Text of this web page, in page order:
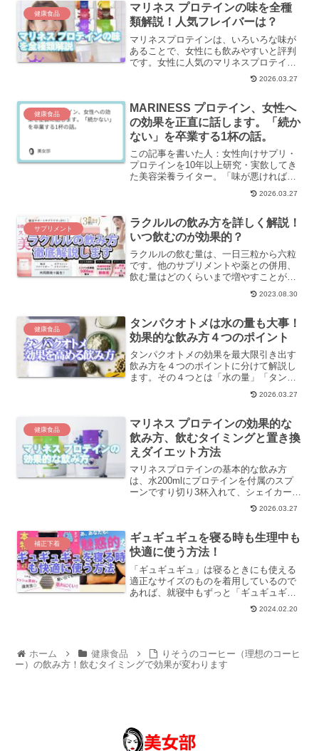
健康食品
マリネス プロテインの味を全種
類解説！人気フレイバーは？
マリネスプロテインは、いろいろな味が
あることで、女性にも飲みやすいと評判
です。女性に人気のマリネスプロテイン
のフレイバーは、苺ミルク、ロイヤルミ
ルクティー、抹茶ラテなどです。 これ
や豆乳で割ってもおいしい...
2026.03.27
健康食品
MARINESS プロテイン、女性へ
の効果を正直に話します。「続か
ない」を卒業する1杯の話。
この記事を書いた人：女性向けサプリ・
プロテインを10年以上研究・実飲してき
た美容栄養ライター。「味が悪ければ続
かない、続かなければ意味がない」が持
論。失敗品も大量に経験した上で、
プロテインって、な...
2026.03.27
サプリメント
ラクルルの飲み方を詳しく解説！
いつ飲むのが効果的？
ラクルルの飲む量は、一日三粒から六粒
です。他のサプリメントや薬との併用、
飲む量はどのくらいまで増やすことがで
きる？タイミングは？全てお答えしま
2023.08.30
健康食品
タンパクオトメは水の量も大事！
効果的な飲み方４つのポイント
タンパクオトメの効果を最大限引き出す
飲み方を４つのポイントに分けて解説し
ます。その４つとは「水の量」「タンパ
クオトメの適量」「飲むタイミング」
「食事とのバランス」です。例えば水の
プ一杯分ですが、具体的にど...
2026.03.27
健康食品
マリネス プロテインの効果的な
飲み方、飲むタイミングと置き換
えダイエット方法
マリネスプロテインの基本的な飲み方
は、水200mlにプロテインを付属のスプ
ーンですり切り3杯入れて、シェイカーで
よく振ります。飲むタイミングは、朝食
や間食として、運動後30分以内、寝る前
類ありますが、好...
2026.03.27
補正下着
ギュギュギュを寝る時も生理中も
快適に使う方法！
「ギュギュギュ」は寝るときにも使える
適正なサイズのものを着用しているので
あれば、就寝中もずっと「ギュギュギ
ュ」をつけていても問題ありません。身
体にぴったりサイズのものを選ぶにはこ
2024.02.20
ホーム 健康食品
りそうのコーヒー（理想のコーヒ
ー）の飲み方！飲むタイミングで効果が変わります